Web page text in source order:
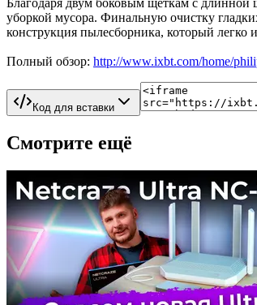
Благодаря двум боковым щеткам с длинной
уборкой мусора. Финальную очистку
конструкция пылесборника, который легко
Полный обзор: http://www.ixbt.com/home/
Код для вставки
Смотрите ещё